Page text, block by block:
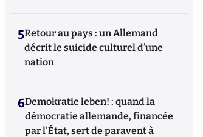
5Retour au pays : un Allemand
décrit le suicide culturel d’une
nation
6Demokratie leben! : quand la
démocratie allemande, financée
par l'État, sert de paravent à